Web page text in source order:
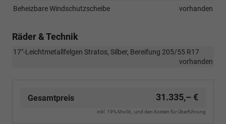
Beheizbare Windschutzscheibe
vorhanden
Räder & Technik
17"-Leichtmetallfelgen Stratos, Silber, Bereifung 205/55 R17
vorhanden
Gesamtpreis 31.335,– €
inkl. 19% MwSt., und den Kosten für Überführung